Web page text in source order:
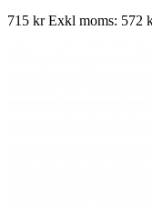
715 krExkl moms: 572